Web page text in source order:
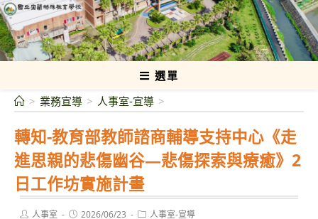
跳
轉
至
主
國立宜蘭特殊教育學校
選單
轉知-教育部教師諮商輔導支持中心《走
進思親的悲傷幽谷—悲傷探索與療癒》2
日工作坊實施計畫
> 業務宣導 > 人事室-宣導 >
Post人事室
Post2026/06/23
Post人事室-宣導